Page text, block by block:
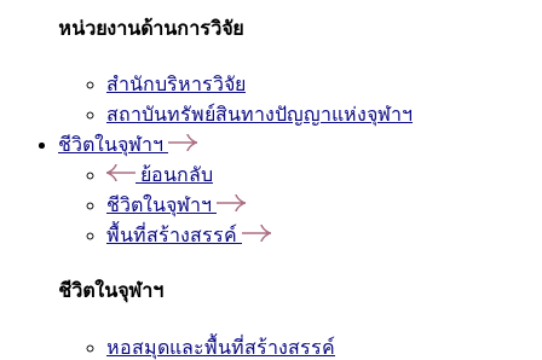
หน่วยงานด้านการวิจัย
สำนักบริหารวิจัย
สถาบันทรัพย์สินทางปัญญาแห่งจุฬาฯ
ชีวิตในจุฬาฯ
ย้อนกลับ
ชีวิตในจุฬาฯ
พื้นที่สร้างสรรค์
ชีวิตในจุฬาฯ
หอสมุดและพื้นที่สร้างสรรค์